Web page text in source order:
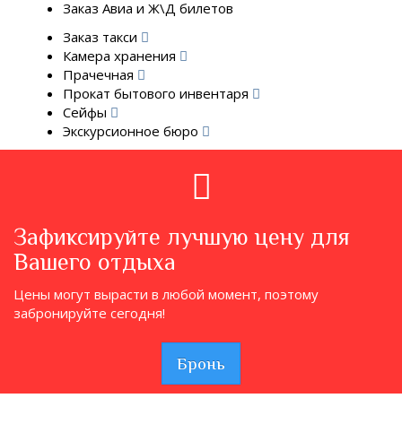
Заказ Авиа и Ж\Д билетов
Заказ такси
Камера хранения
Прачечная
Прокат бытового инвентаря
Сейфы
Экскурсионное бюро
Зафиксируйте лучшую цену для
Вашего отдыха
Цены могут вырасти в любой момент, поэтому
забронируйте сегодня!
Бронь